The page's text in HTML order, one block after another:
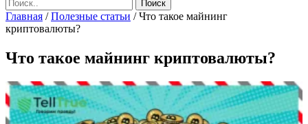
Главная /Полезные статьи /Что такое майнинг
криптовалюты?
Что такое майнинг криптовалюты?